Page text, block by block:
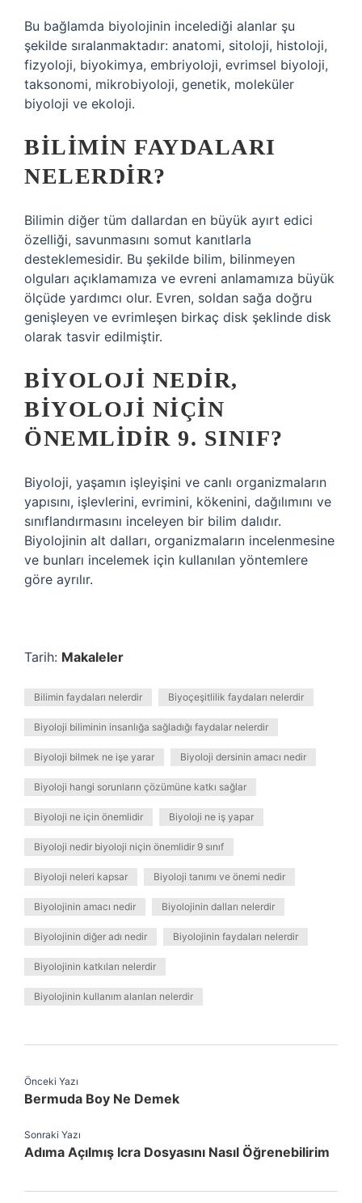
Bu bağlamda biyolojinin incelediği alanlar şu
şekilde sıralanmaktadır: anatomi, sitoloji, histoloji,
fizyoloji, biyokimya, embriyoloji, evrimsel biyoloji,
taksonomi, mikrobiyoloji, genetik, moleküler
biyoloji ve ekoloji.
BILIMIN FAYDALARI
NELERDIR?
Bilimin diğer tüm dallardan en büyük ayırt edici
özelliği, savunmasını somut kanıtlarla
desteklemesidir. Bu şekilde bilim, bilinmeyen
olguları açıklamamıza ve evreni anlamamıza büyük
ölçüde yardımcı olur. Evren, soldan sağa doğru
genişleyen ve evrimleşen birkaç disk şeklinde disk
olarak tasvir edilmiştir.
BIYOLOJI NEDIR,
BIYOLOJI NIÇIN
ÖNEMLIDIR 9. SINIF?
Biyoloji, yaşamın işleyişini ve canlı organizmaların
yapısını, işlevlerini, evrimini, kökenini, dağılımını ve
sınıflandırmasını inceleyen bir bilim dalıdır.
Biyolojinin alt dalları, organizmaların incelenmesine
ve bunları incelemek için kullanılan yöntemlere
göre ayrılır.
Tarih: Makaleler
Bilimin faydaları nelerdir Biyoçeşitlilik faydaları nelerdir
Biyoloji biliminin insanlığa sağladığı faydalar nelerdir
Biyoloji bilmek ne işe yarar Biyoloji dersinin amacı nedir
Biyoloji hangi sorunların çözümüne katkı sağlar
Biyoloji ne için önemlidir Biyoloji ne iş yapar
Biyoloji nedir biyoloji niçin önemlidir 9 sınıf
Biyoloji neleri kapsar Biyoloji tanımı ve önemi nedir
Biyolojinin amacı nedir Biyolojinin dalları nelerdir
Biyolojinin diğer adı nedir Biyolojinin faydaları nelerdir
Biyolojinin katkıları nelerdir
Biyolojinin kullanım alanları nelerdir
Önceki Yazı
Bermuda Boy Ne Demek
Sonraki Yazı
Adıma Açılmış Icra Dosyasını Nasıl Öğrenebilirim